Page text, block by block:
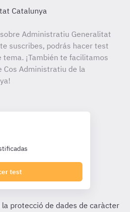
Catalunya
Administratiu Generalitat
suscribes, podrás hacer test
¡También te facilitamos
Administratiu de la
test